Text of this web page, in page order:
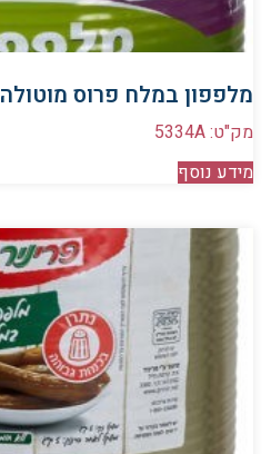
מלפפון במלח פרוס מוטולה
מק"ט: 5334A
מידע נוסף